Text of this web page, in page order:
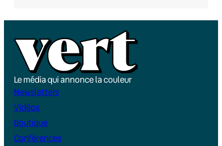
Le média qui annonce la couleur
Newsletters
Vidéos
Boutique
Conférences